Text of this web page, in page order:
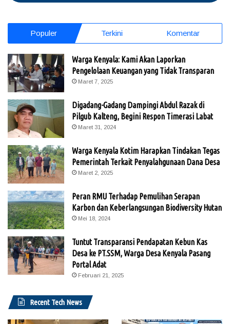
Populer Terkini Komentar
Warga Kenyala: Kami Akan Laporkan
Pengelolaan Keuangan yang Tidak Transparan
Maret 7, 2025
Digadang-Gadang Dampingi Abdul Razak di
Pilgub Kalteng, Begini Respon Timerasi Labat
Maret 31, 2024
Warga Kenyala Kotim Harapkan Tindakan Tegas
Pemerintah Terkait Penyalahgunaan Dana Desa
Maret 2, 2025
Peran RMU Terhadap Pemulihan Serapan
Karbon dan Keberlangsungan Biodiversity Hutan
Mei 18, 2024
Tuntut Transparansi Pendapatan Kebun Kas
Desa ke PT.SSM, Warga Desa Kenyala Pasang
Portal Adat
Februari 21, 2025
Recent Tech News